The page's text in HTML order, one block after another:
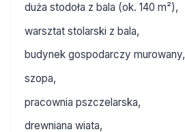
duża stodoła z bala (ok. 140 m²),
warsztat stolarski z bala,
budynek gospodarczy murowany,
szopa,
pracownia pszczelarska,
drewniana wiata,